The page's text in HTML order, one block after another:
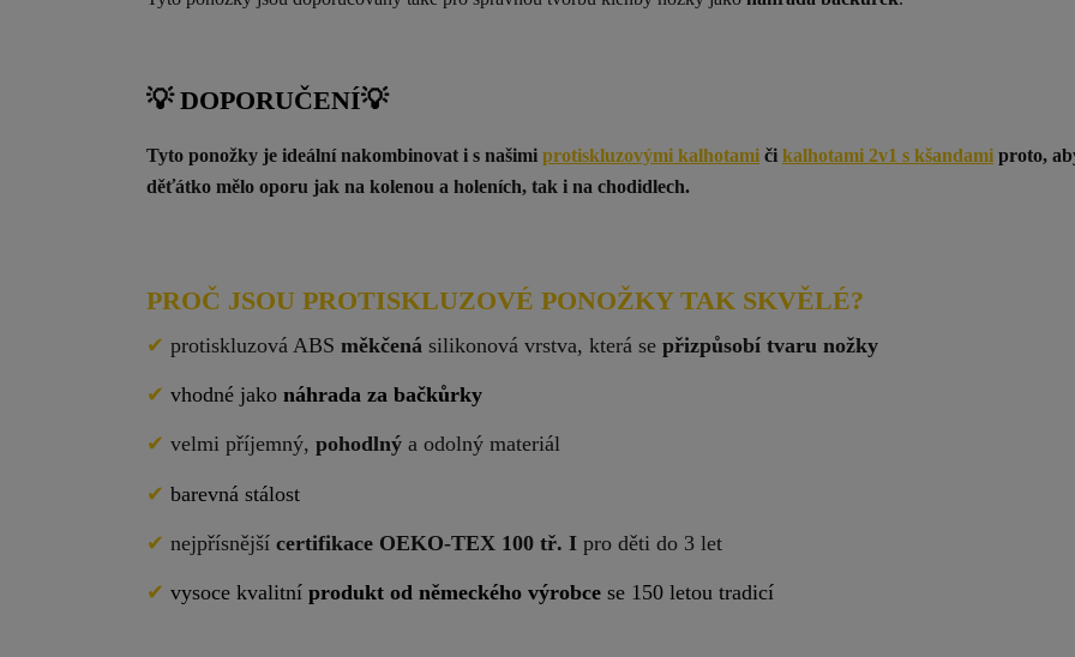
💡 DOPORUČENÍ💡
Tyto ponožky je ideální nakombinovat i s našimi protiskluzovými kalhotami či kalhotami 2v1 s kšandami proto,
děťátko mělo oporu jak na kolenou a holeních, tak i na chodidlech.
PROČ JSOU PROTISKLUZOVÉ PONOŽKY TAK SKVĚLÉ?
✔ protiskluzová ABS měkčená silikonová vrstva, která se přizpůsobí tvaru nožky
✔ vhodné jako náhrada za bačkůrky
✔ velmi příjemný, pohodlný a odolný materiál
✔ barevná stálost
✔ nejpřísnější certifikace OEKO-TEX 100 tř. I pro děti do 3 let
✔ vysoce kvalitní produkt od německého výrobce se 150 letou tradicí